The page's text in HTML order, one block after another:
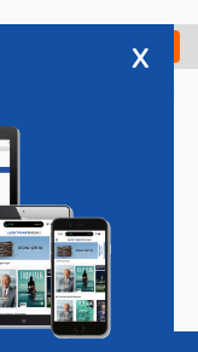
Check in
Vacatures
x